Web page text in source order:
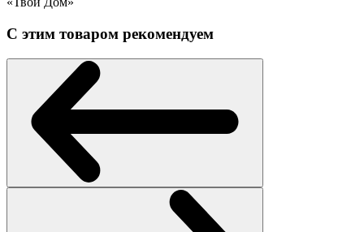
С этим товаром рекомендуем